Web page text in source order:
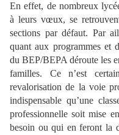
En effet, de nombreux
à leurs vœux, se
sections par défaut. Par
quant aux programmes et
du BEP/BEPA déroute les
familles. Ce n’est
revalorisation de la voie
indispensable qu’une
professionnelle soit mise
besoin ou qui en feront la